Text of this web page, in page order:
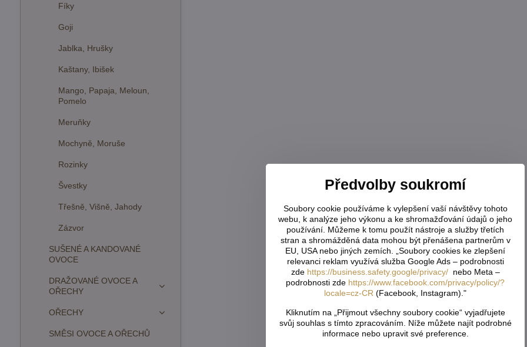
Fíky
Goji
Jablka, Hrušky
Kaštany, Ibišek
Mango, Papaja, Meloun,
Pomelo
Meruňky
Mochyně, Moruše
Rozinky
Švestky
Třešně, Višně, Jahody
Zázvor
SUŠENÉ A KANDOVANÉ
OVOCE
DRAŽOVANÉ OVOCE A
OŘECHY
OŘECHY
SMĚSI OVOCE A OŘECHŮ
Předvolby soukromí
Soubory cookie používáme k vylepšení vaší návštěvy tohoto
webu, k analýze jeho výkonu a ke shromažďování údajů o jeho
používání. Můžeme k tomu použít nástroje a služby třetích
stran a shromážděná data mohou být přenášena partnerům v
EU, USA nebo jiných zemích. „Soubory cookies ke zlepšení
relevanci reklam využívá služba Google Ads – podrobnosti
zde https://business.safety.google/privacy/nebo Meta –
podrobnosti zde https://www.facebook.com/privacy/policy/?
locale=cz-CR (Facebook, Instagram)."
Kliknutím na „Přijmout všechny soubory cookie“ vyjadřujete
svůj souhlas s tímto zpracováním. Níže můžete najít podrobné
informace nebo upravit své preference.